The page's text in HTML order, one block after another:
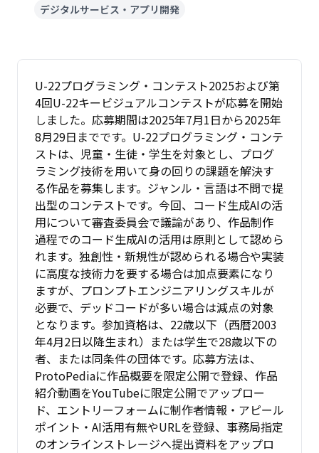
デジタルサービス・アプリ開発
U-22プログラミング・コンテスト2025および第
4回U-22キービジュアルコンテストが応募を開始
しました。応募期間は2025年7月1日から2025年
8月29日までです。U-22プログラミング・コンテ
ストは、児童・生徒・学生を対象とし、プログ
ラミング技術を用いて身の回りの課題を解決す
る作品を募集します。ジャンル・言語は不問で提
出型のコンテストです。今回、コード生成AIの活
用について審査委員会で議論があり、作品制作
過程でのコード生成AIの活用は原則として認めら
れます。独創性・新規性が認められる場合や実装
に高度な技術力を要する場合は加点要素になり
ますが、プロンプトエンジニアリングスキルが
必要で、デッドコードが多い場合は減点の対象
となります。参加資格は、22歳以下（西暦2003
年4月2日以降生まれ）または学生で28歳以下の
者、または同条件の団体です。応募方法は、
ProtoPediaに作品概要を限定公開で登録、作品
紹介動画をYouTubeに限定公開でアップロー
ド、エントリーフォームに制作者情報・アピール
ポイント・AI活用有無やURLを登録、事務局指定
のオンラインストレージへ提出資料をアップロ